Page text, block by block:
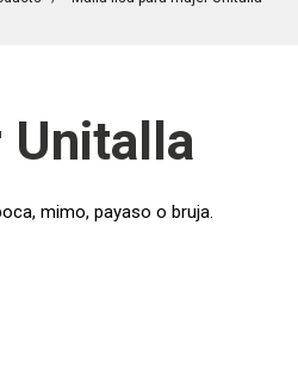
Unitalla
mimo, payaso o bruja.